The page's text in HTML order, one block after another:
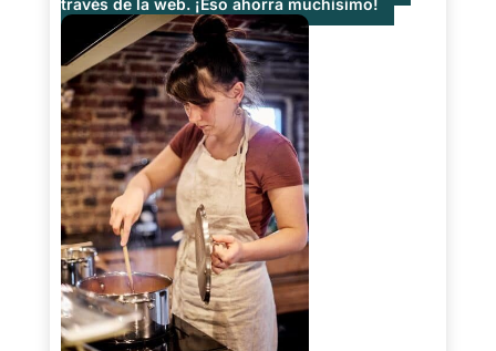
través de la web. ¡Eso ahorra muchísimo!